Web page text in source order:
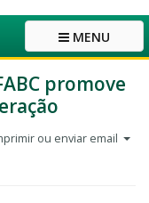
MENU
promove
ou enviar email